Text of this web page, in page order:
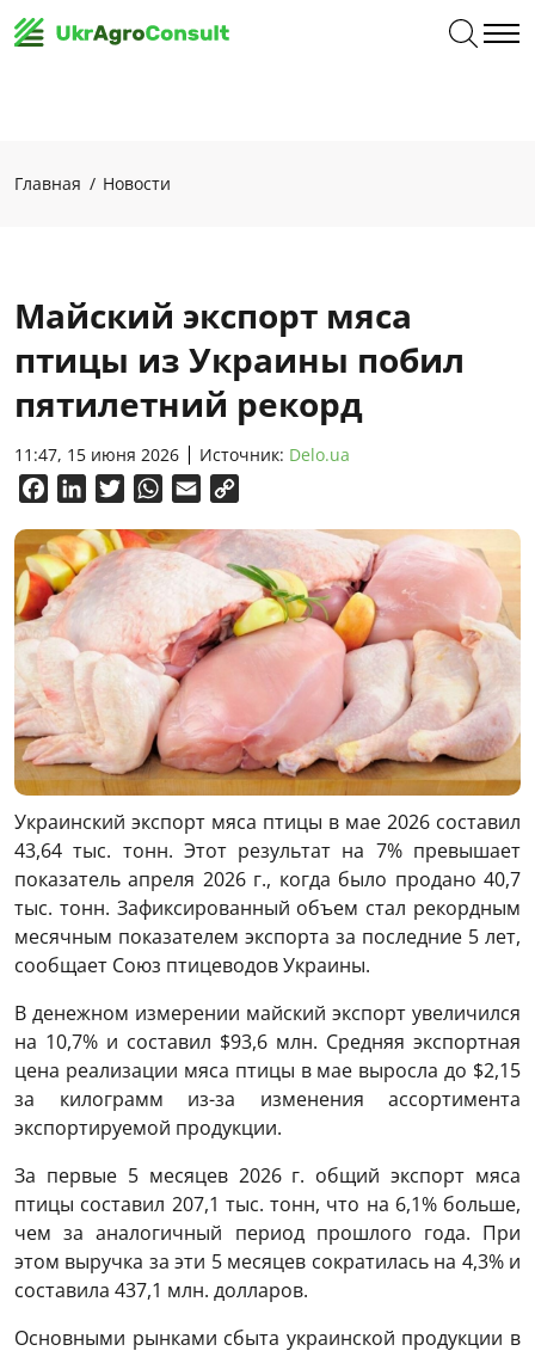
Главная Новости
Майский экспорт мяса
птицы из Украины побил
пятилетний рекорд
11:47, 15 июня 2026 Источник: Delo.ua
FacebookLinkedInTwitterWhatsApp
Email
Украинский экспорт мяса птицы в мае 2026 составил
43,64 тыс. тонн. Этот результат на 7% превышает
показатель апреля 2026 г., когда было продано 40,7
тыс. тонн. Зафиксированный объем стал рекордным
месячным показателем экспорта за последние 5 лет,
сообщает Союз птицеводов Украины.
В денежном измерении майский экспорт увеличился
на 10,7% и составил $93,6 млн. Средняя экспортная
цена реализации мяса птицы в мае выросла до $2,15
за килограмм из-за изменения ассортимента
экспортируемой продукции.
За первые 5 месяцев 2026 г. общий экспорт мяса
птицы составил 207,1 тыс. тонн, что на 6,1% больше,
чем за аналогичный период прошлого года. При
этом выручка за эти 5 месяцев сократилась на 4,3% и
составила 437,1 млн. долларов.
Основными рынками сбыта украинской продукции в